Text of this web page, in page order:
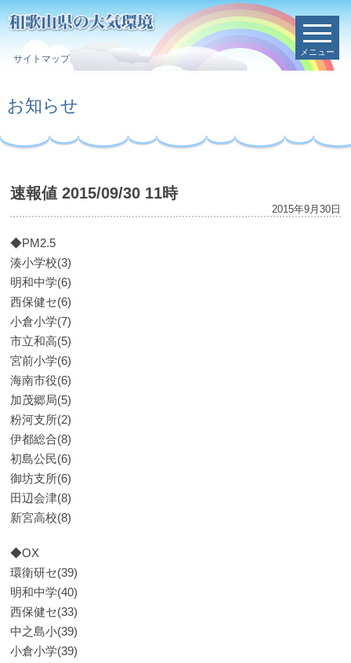
サイトマップ
メニュー
お知らせ
速報値 2015/09/30 11時
2015年9月30日
◆PM2.5
湊小学校(3)
明和中学(6)
西保健セ(6)
小倉小学(7)
市立和高(5)
宮前小学(6)
海南市役(6)
加茂郷局(5)
粉河支所(2)
伊都総合(8)
初島公民(6)
御坊支所(6)
田辺会津(8)
新宮高校(8)
◆OX
環衛研セ(39)
明和中学(40)
西保健セ(33)
中之島小(39)
小倉小学(39)